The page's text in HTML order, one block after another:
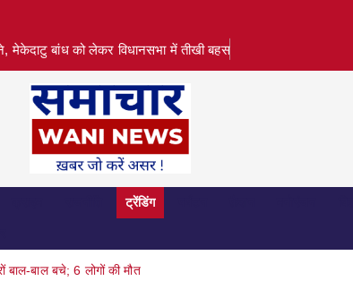
मेकेदाटु बांध को लेकर विधानसभा में तीखी बहस
ट्रेंडिंग
बाल-बाल बचे; 6 लोगों की मौत